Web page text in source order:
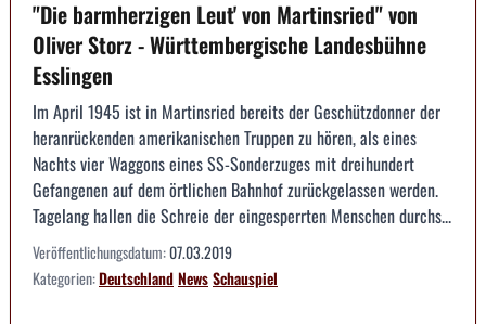
"Die barmherzigen Leut' von Martinsried" von
Oliver Storz - Württembergische Landesbühne
Esslingen
Im April 1945 ist in Martinsried bereits der Geschützdonner der
heranrückenden amerikanischen Truppen zu hören, als eines
Nachts vier Waggons eines SS-Sonderzuges mit dreihundert
Gefangenen auf dem örtlichen Bahnhof zurückgelassen werden.
Tagelang hallen die Schreie der eingesperrten Menschen durchs...
Veröffentlichungsdatum:07.03.2019
Kategorien:DeutschlandNewsSchauspiel